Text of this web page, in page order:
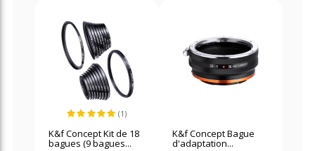
(1)
K&f Concept Kit de 18
bagues (9 bagues...
K&f Concept Bague
d'adaptation...